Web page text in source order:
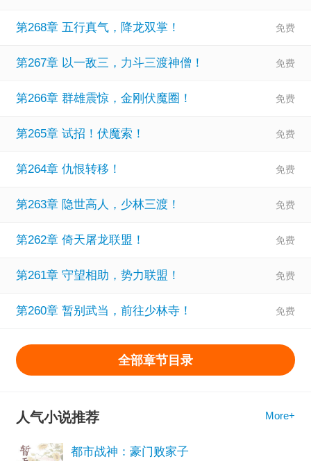
第268章 五行真气，降龙双掌！
第267章 以一敌三，力斗三渡神僧！
第266章 群雄震惊，金刚伏魔圈！
第265章 试招！伏魔索！
第264章 仇恨转移！
第263章 隐世高人，少林三渡！
第262章 倚天屠龙联盟！
第261章 守望相助，势力联盟！
第260章 暂别武当，前往少林寺！
全部章节目录
人气小说推荐 More+
都市战神：豪门败家子